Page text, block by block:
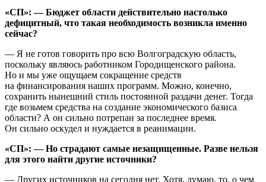
«СП»: — Бюджет области действительно настолько
дефицитный, что такая необходимость возникла именно
сейчас?
— Я не готов говорить про всю Волгоградскую область,
поскольку являюсь работником Городищенского района.
Но и мы уже ощущаем сокращение средств
на финансирования наших программ. Можно, конечно,
сохранить нынешний стиль постоянной раздачи денег. Тогда
где возьмем средства на создание экономического базиса
области? А он сильно потрепан за последнее время.
Он сильно оскудел и нуждается в реанимации.
«СП»: — Но страдают самые незащищенные. Разве нельзя
для этого найти другие источники?
— Других источников на сегодня нет. Хотя, думаю, то, о чем